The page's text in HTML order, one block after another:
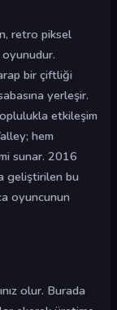
retro piksel
oyunudur.
bir çiftliği
yerleşir.
etkileşim
hem
sunar. 2016
geliştirilen bu
oyuncunun
olur. Burada